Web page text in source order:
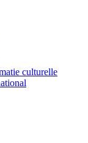
culturelle